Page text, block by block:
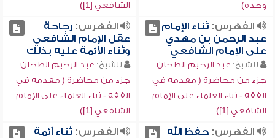
وجده)
الشافعي [1])
الفهرس:ثناء الإمام
عبد الرحمن بن مهدي
على الإمام الشافعي
للشيخ: عبد الرحيم الطحان
جزء من محاضرة ( مقدمة في
الفقه - ثناء العلماء على الإمام
الشافعي [1])
الفهرس:رجاحة
عقل الإمام الشافعي
وثناء الأئمة عليه بذلك
للشيخ: عبد الرحيم الطحان
جزء من محاضرة ( مقدمة في
الفقه - ثناء العلماء على الإمام
الشافعي [1])
الفهرس:حفظ الله
الفهرس:ثناء أئمة